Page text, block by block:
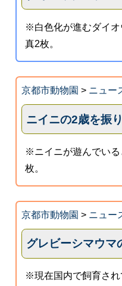
※白色化が進むダイオ
真2枚。
京都市動物園 > ニュー
ニイニの2歳を振
※ニイニが遊んでい
枚。
京都市動物園 > ニュー
グレビーシマウマ
※現在国内で飼育され